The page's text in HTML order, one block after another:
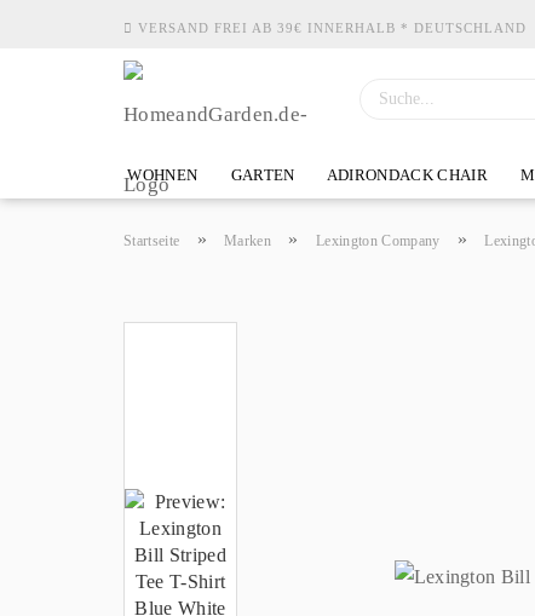
VERSAND FREI AB 39€ INNERHALB * DEUTSCHLAND
WOHNEN GARTEN ADIRONDACK CHAIR
Startseite » Marken » Lexington Company »